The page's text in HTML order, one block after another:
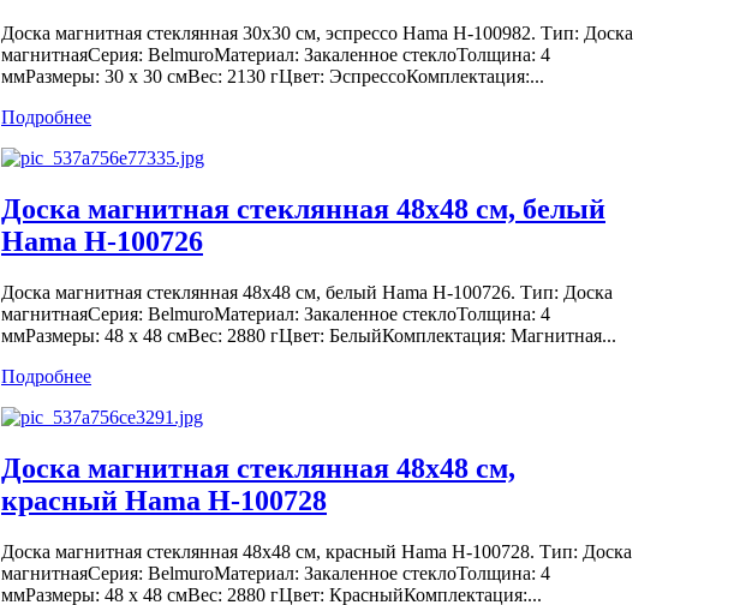
Доска магнитная стеклянная 30х30 см, эспрессо Hama H-100982. Тип: Доска
магнитнаяСерия: BelmuroМатериал: Закаленное стеклоТолщина: 4
ммРазмеры: 30 х 30 смВес: 2130 гЦвет: ЭспрессоКомплектация:...
Подробнее
Доска магнитная стеклянная 48х48 см, белый
Hama H-100726
Доска магнитная стеклянная 48х48 см, белый Hama H-100726. Тип: Доска
магнитнаяСерия: BelmuroМатериал: Закаленное стеклоТолщина: 4
ммРазмеры: 48 х 48 смВес: 2880 гЦвет: БелыйКомплектация: Магнитная...
Подробнее
Доска магнитная стеклянная 48х48 см,
красный Hama H-100728
Доска магнитная стеклянная 48х48 см, красный Hama H-100728. Тип: Доска
магнитнаяСерия: BelmuroМатериал: Закаленное стеклоТолщина: 4
ммРазмеры: 48 х 48 смВес: 2880 гЦвет: КрасныйКомплектация:...